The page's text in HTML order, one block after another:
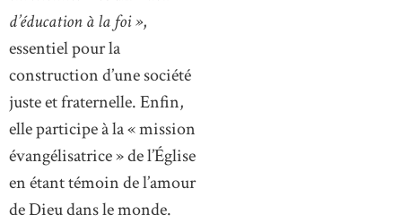
d’éducation à la foi »,
essentiel pour la
construction d’une société
juste et fraternelle. Enfin,
elle participe à la « mission
évangélisatrice » de l’Église
en étant témoin de l’amour
de Dieu dans le monde.